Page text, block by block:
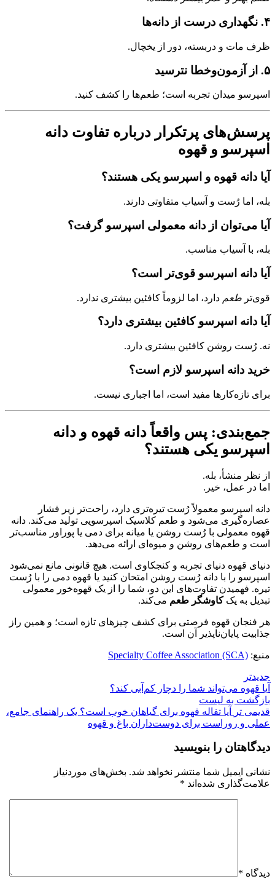
۴. نگهداری درست از دانه‌ها
ظرف مات و دربسته، دور از یخچال.
۵. از آزمون‌وخطا نترسید
اسپرسو میدان تجربه است؛ طعم‌ها را کشف کنید.
پرسش‌های پرتکرار درباره تفاوت دانه
اسپرسو و قهوه
آیا دانه قهوه و اسپرسو یکی هستند؟
بله، اما رُست و آسیاب متفاوتی دارند.
آیا می‌توان از دانه معمولی اسپرسو گرفت؟
بله، با آسیاب مناسب.
آیا دانه اسپرسو قوی‌تر است؟
قوی‌تر طعم دارد، اما لزوماً کافئین بیشتری ندارد.
آیا دانه اسپرسو کافئین بیشتری دارد؟
نه. رُست روشن کافئین بیشتری دارد.
خرید دانه اسپرسو لازم است؟
برای تازه‌کارها مفید است، اما اجباری نیست.
جمع‌بندی: پس واقعاً دانه قهوه و دانه
اسپرسو یکی هستند؟
از نظر منشأ، بله.
اما در عمل، خیر.
دانه اسپرسو معمولاً رُست تیره‌تری دارد، راحت‌تر زیر فشار
عصاره‌گیری می‌شود و طعم کلاسیک اسپرسویی تولید می‌کند. دانه
قهوه معمولی با رُست روشن یا میانه برای دمی یا پوراور مناسب‌تر
است و طعم‌های روشن و میوه‌ای ارائه می‌دهد.
دنیای قهوه دنیای تجربه و کنجکاوی است. هیچ قانونی مانع نمی‌شود
اسپرسو را با دانه رُست روشن امتحان کنید یا قهوه دمی را با رُست
تیره. فهمیدن تفاوت‌های این دو، شما را از یک قهوه‌خور معمولی
تبدیل به یککاوشگر طعم می‌کند.
هر فنجان قهوه فرصتی برای کشف چیزهای تازه است؛ و همین راز
جذابیت پایان‌ناپذیر آن است.
منبع: Specialty Coffee Association (SCA)
جدیدتر
آیا قهوه می‌تواند شما را دچار کم‌آبی کند؟
بازگشت به لیست
قدیمی تر
آیا تفاله قهوه برای گیاهان خوب است؟ یک راهنمای جامع،
عملی و روراست برای دوست‌داران باغ و قهوه
دیدگاهتان را بنویسید
نشانی ایمیل شما منتشر نخواهد شد. بخش‌های موردنیاز
علامت‌گذاری شده‌اند *
دیدگاه *